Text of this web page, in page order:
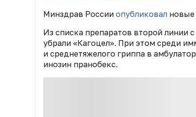
Минздрав России опубликовал новые
Из списка препаратов второй
убрали «Кагоцел». При этом среди
и среднетяжелого гриппа в
инозин пранобекс.